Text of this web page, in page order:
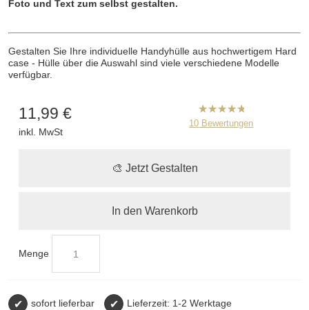
Foto und Text zum selbst gestalten.
Gestalten Sie Ihre individuelle Handyhülle aus hochwertigem Hard
case - Hülle über die Auswahl sind viele verschiedene Modelle
verfügbar.
11,99 €
inkl. MwSt
B2CPrint
von
10 Bewertungen
🎨 Jetzt Gestalten
In den Warenkorb
Menge
✔ sofort lieferbar ✔ Lieferzeit: 1-2 Werktage